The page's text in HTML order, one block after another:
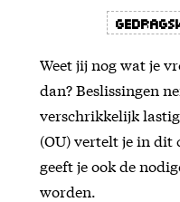
Weet jij nog wat je
dan? Beslissingen
verschrikkelijk
(OU) vertelt je in dit
geeft je ook de
worden.